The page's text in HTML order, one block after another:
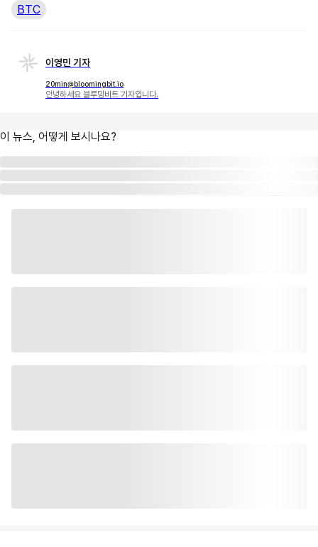
BTC
이영민 기자
20min@bloomingbit.io
안녕하세요 블루밍비트 기자입니다.
이 뉴스, 어떻게 보시나요?